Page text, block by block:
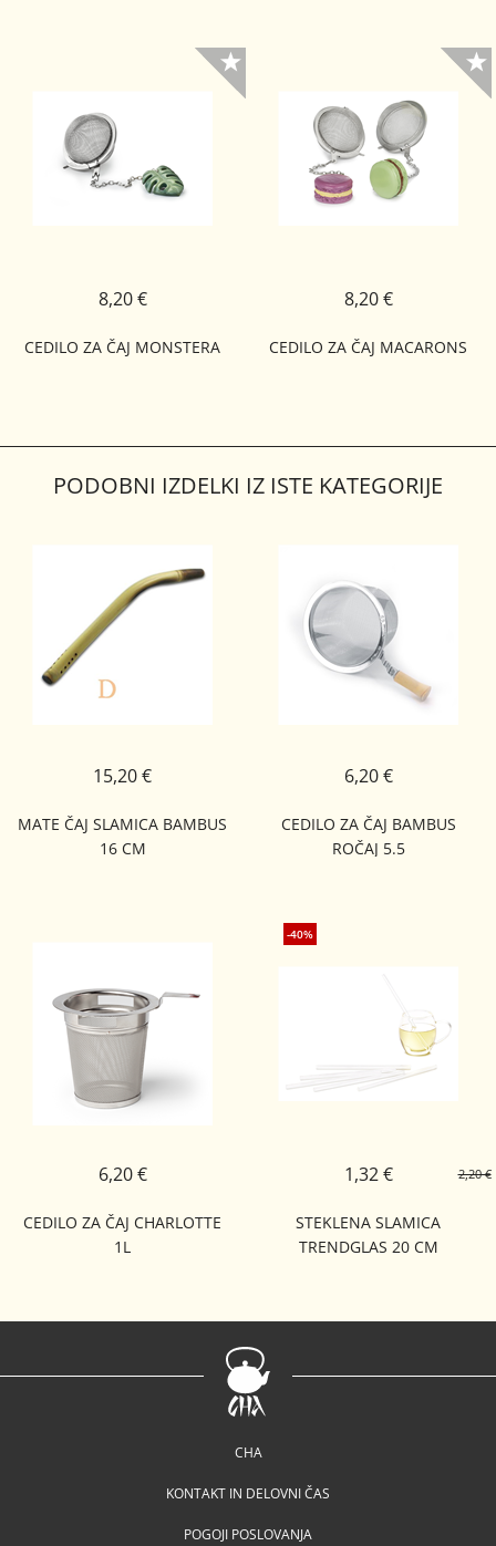
CEDILO ZA ČAJ MONSTERA
8,20 €
CEDILO ZA ČAJ MACARONS
8,20 €
PODOBNI IZDELKI IZ ISTE KATEGORIJE
MATE ČAJ SLAMICA BAMBUS
16 CM
15,20 €
CEDILO ZA ČAJ BAMBUS
ROČAJ 5.5
6,20 €
CEDILO ZA ČAJ CHARLOTTE
1L
6,20 €
-40%
STEKLENA SLAMICA
TRENDGLAS 20 CM
2,20 €
1,32 €
CHA
KONTAKT IN DELOVNI ČAS
POGOJI POSLOVANJA